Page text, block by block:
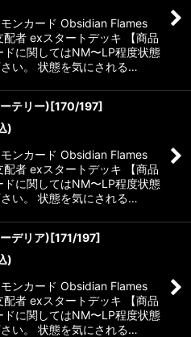
ンカード Obsidian Flames
配者 exスタートデッキ 【商品
ドに関してはNM〜LP程度状態
い。 状態を気にされる…
テリー)[170/197]
)
ンカード Obsidian Flames
配者 exスタートデッキ 【商品
ドに関してはNM〜LP程度状態
い。 状態を気にされる…
デリア)[171/197]
)
ンカード Obsidian Flames
配者 exスタートデッキ 【商品
ドに関してはNM〜LP程度状態
い。 状態を気にされる…